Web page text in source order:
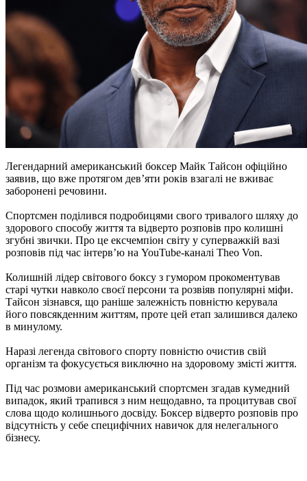
Легендарний американський боксер Майк Тайсон офіційно
заявив, що вже протягом дев’яти років взагалі не вживає
заборонені речовини.
Спортсмен поділився подробицями свого тривалого шляху до
здорового способу життя та відверто розповів про колишні
згубні звички. Про це ексчемпіон світу у суперважкій вазі
розповів під час інтерв’ю на YouTube-каналі Theo Von.
Колишній лідер світового боксу з гумором прокоментував
старі чутки навколо своєї персони та розвіяв популярні міфи.
Тайсон зізнався, що раніше залежність повністю керувала
його повсякденним життям, проте цей етап залишився далеко
в минулому.
Наразі легенда світового спорту повністю очистив свій
організм та фокусується виключно на здоровому змісті життя.
Під час розмови американський спортсмен згадав кумедний
випадок, який трапився з ним нещодавно, та процитував свої
слова щодо колишнього досвіду. Боксер відверто розповів про
відсутність у себе специфічних навичок для нелегального
бізнесу.